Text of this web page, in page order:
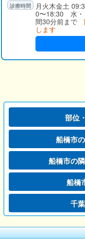
月火木金土
0〜18:30 水
間30分前まで
します
部位
船橋市
船橋市の
船橋
千